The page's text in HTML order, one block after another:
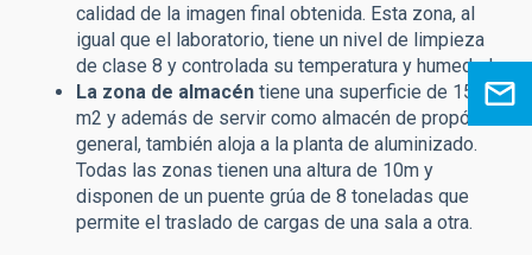
calidad de la imagen final obtenida. Esta zona, al
igual que el laboratorio, tiene un nivel de limpieza
de clase 8 y controlada su temperatura y humedad.
La zona de almacén tiene una superficie de 154,5
m2 y además de servir como almacén de propósito
general, también aloja a la planta de aluminizado.
Todas las zonas tienen una altura de 10m y
disponen de un puente grúa de 8 toneladas que
permite el traslado de cargas de una sala a otra.